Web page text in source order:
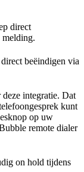
direct
melding.
beëindigen via
integratie. Dat
kunt
op uw
remote dialer
on hold tijdens